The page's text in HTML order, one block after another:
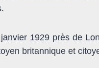
1929 près de
britannique et